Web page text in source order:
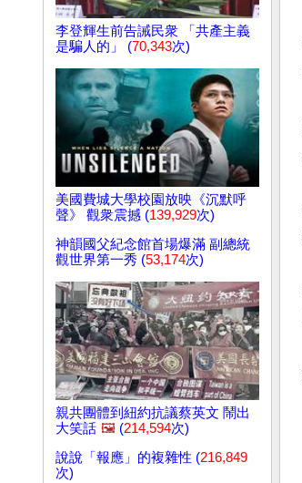
李登輝生前告誡民衆 「共產主義
是騙人的」 (70,343次)
美國費城大學校園放映《沉默呼
聲》 觀衆震撼 (139,929次)
神韻國父紀念館首場爆滿 副總統
觀世界第一秀 (53,174次)
親共團體到紐約抗議蔡英文 鬧出
大笑話 🖼️ (214,594次)
說說「報應」的複雜性 (216,849
次)